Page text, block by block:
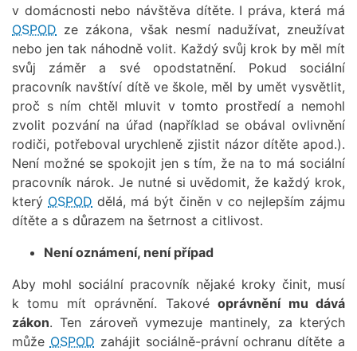
v domácnosti nebo návštěva dítěte. I práva, která má
OSPOD ze zákona, však nesmí nadužívat, zneužívat
nebo jen tak náhodně volit. Každý svůj krok by měl mít
svůj záměr a své opodstatnění. Pokud sociální
pracovník navštíví dítě ve škole, měl by umět vysvětlit,
proč s ním chtěl mluvit v tomto prostředí a nemohl
zvolit pozvání na úřad (například se obával ovlivnění
rodiči, potřeboval urychleně zjistit názor dítěte apod.).
Není možné se spokojit jen s tím, že na to má sociální
pracovník nárok. Je nutné si uvědomit, že každý krok,
který OSPOD dělá, má být činěn v co nejlepším zájmu
dítěte a s důrazem na šetrnost a citlivost.
Není oznámení, není případ
Aby mohl sociální pracovník nějaké kroky činit, musí
k tomu mít oprávnění. Takovéoprávnění mu dává
zákon. Ten zároveň vymezuje mantinely, za kterých
může OSPOD zahájit sociálně-právní ochranu dítěte a